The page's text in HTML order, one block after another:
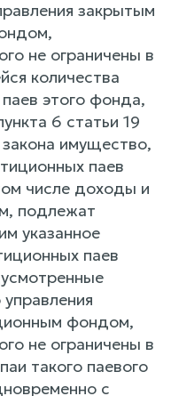
закрытым
не ограничены в
количества
этого фонда,
6 статьи 19
имущество,
паев
числе доходы и
подлежат
указанное
паев
фондом,
не ограничены в
такого паевого
с